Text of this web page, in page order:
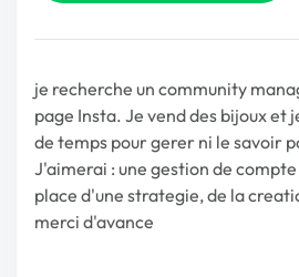
je recherche un community
page Insta. Je vend des bijoux et
de temps pour gerer ni le savoir
J'aimerai : une gestion de
place d'une strategie, de la
merci d'avance